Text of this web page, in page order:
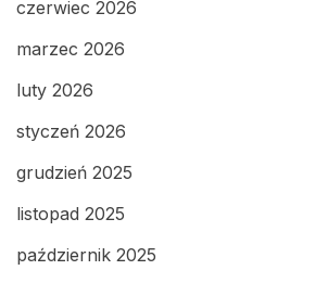
czerwiec 2026
marzec 2026
luty 2026
styczeń 2026
grudzień 2025
listopad 2025
październik 2025